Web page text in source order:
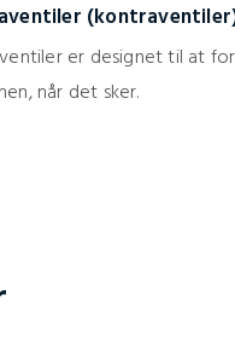
er designet til at
når det sker.